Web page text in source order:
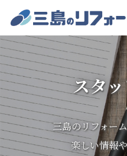
スタ
三島のリフォー
楽しい情報